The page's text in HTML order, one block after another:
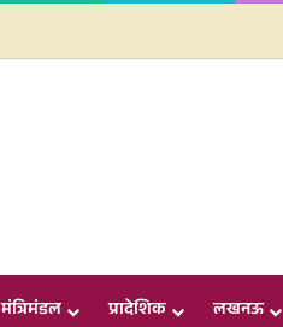
मंत्रिमंडल प्रादेशिक लखनऊ